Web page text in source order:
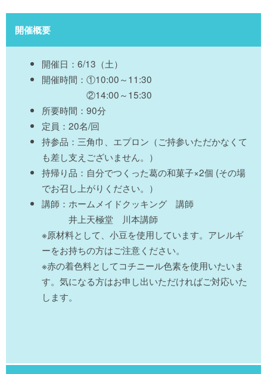
開催概要
開催日：6/13（土）
開催時間：①10:00～11:30
②14:00～15:30
所要時間：90分
定員：20名/回
持参品：三角巾、エプロン（ご持参いただかなくて
も差し支えございません。）
持帰り品：自分でつくった葛の和菓子×2個 (その場
でお召し上がりください。）
講師：ホームメイドクッキング 講師
井上天極堂 川本講師
※原材料として、小豆を使用しています。アレルギ
ーをお持ちの方はご注意ください。
※赤の着色料としてコチニール色素を使用いたいま
す。気になる方はお申し出いただければご対応いた
します。